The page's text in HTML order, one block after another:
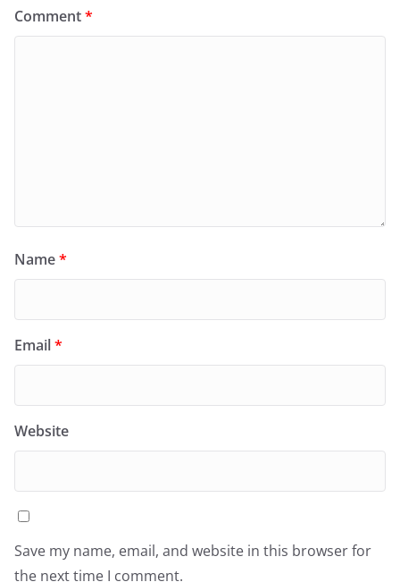
Comment*
Name*
Email*
Website
Save my name, email, and website in this browser for
the next time I comment.